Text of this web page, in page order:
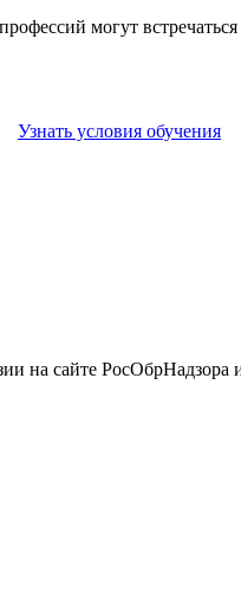
могут
Узнать условия обучения
на сайте